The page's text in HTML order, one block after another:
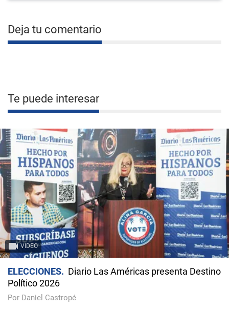
Deja tu comentario
Te puede interesar
VIDEO
ELECCIONES
Diario Las Américas presenta Destino
Político 2026
Por Daniel Castropé